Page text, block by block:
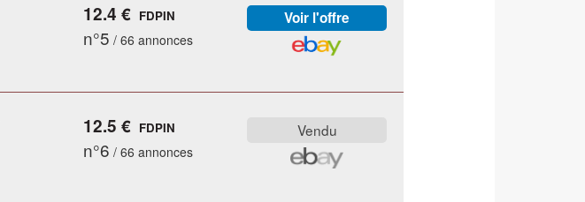
12.4 € FDPIN
n°5 / 66 annonces
12.5 € FDPIN
n°6 / 66 annonces